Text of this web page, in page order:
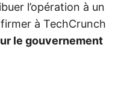
l’opération à un
à TechCrunch
le gouvernement